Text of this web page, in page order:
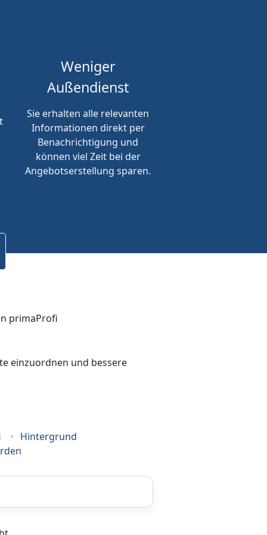
Weniger
Außendienst
Sie erhalten alle relevanten
Informationen direkt per
Benachrichtigung und
können viel Zeit bei der
Angebotserstellung sparen.
einzuordnen und bessere
Hintergrund